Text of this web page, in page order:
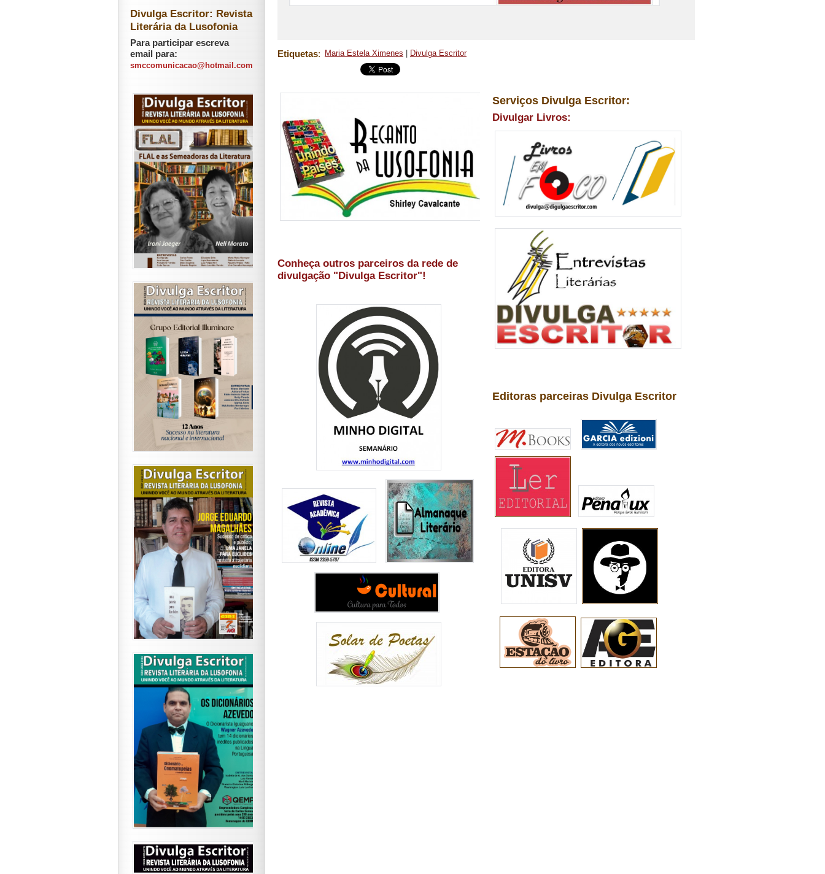
Etiquetas: Maria Estela Ximenes Divulga Escritor
Conheça outros parceiros da rede de
divulgação "Divulga Escritor"!
Serviços Divulga Escritor:
Divulgar Livros:
Editoras parceiras Divulga Escritor
Divulga Escritor: Revista
Literária da Lusofonia
Para participar escreva
email para:
smccomunicacao@hotmail.com